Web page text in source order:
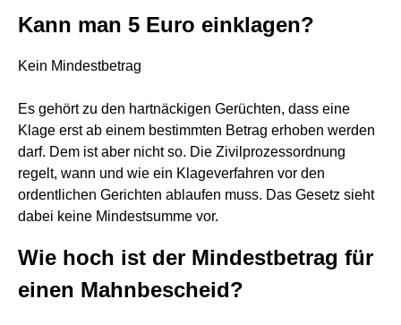
Kann man 5 Euro einklagen?
Kein Mindestbetrag
Es gehört zu den hartnäckigen Gerüchten, dass eine
Klage erst ab einem bestimmten Betrag erhoben werden
darf. Dem ist aber nicht so. Die Zivilprozessordnung
regelt, wann und wie ein Klageverfahren vor den
ordentlichen Gerichten ablaufen muss. Das Gesetz sieht
dabei keine Mindestsumme vor.
Wie hoch ist der Mindestbetrag für
einen Mahnbescheid?